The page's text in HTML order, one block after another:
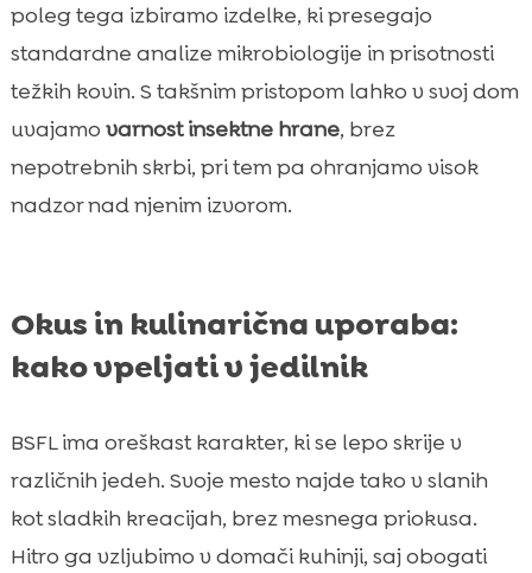
poleg tega izbiramo izdelke, ki presegajo
standardne analize mikrobiologije in prisotnosti
težkih kovin. S takšnim pristopom lahko v svoj dom
uvajamo varnost insektne hrane, brez
nepotrebnih skrbi, pri tem pa ohranjamo visok
nadzor nad njenim izvorom.
Okus in kulinarična uporaba:
kako vpeljati v jedilnik
BSFL ima oreškast karakter, ki se lepo skrije v
različnih jedeh. Svoje mesto najde tako v slanih
kot sladkih kreacijah, brez mesnega priokusa.
Hitro ga vzljubimo v domači kuhinji, saj obogati